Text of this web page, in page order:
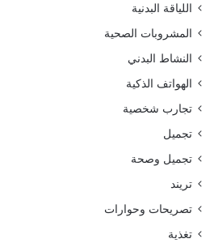
اللياقة البدنية
المشروبات الصحية
النشاط البدني
الهواتف الذكية
تجارب شخصية
تجميل
تجميل وصحة
تريند
تصريحات وحوارات
تغذية